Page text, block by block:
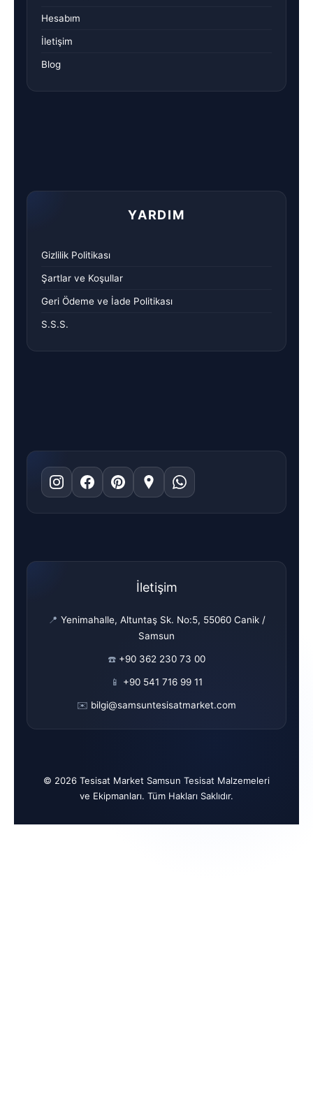
Hesabım
İletişim
Blog
YARDIM
Gizlilik Politikası
Şartlar ve Koşullar
Geri Ödeme ve İade Politikası
S.S.S.
İletişim
📍 Yenimahalle, Altuntaş Sk. No:5, 55060 Canik /
Samsun
☎️ +90 362 230 73 00
📱 +90 541 716 99 11
✉️ bilgi@samsuntesisatmarket.com
© 2026 Tesisat Market Samsun Tesisat Malzemeleri
ve Ekipmanları. Tüm Hakları Saklıdır.